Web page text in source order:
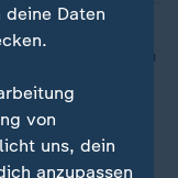
sein"
Erde
registrierte
das bislang
deine Daten
von
uns, dein
anzupassen